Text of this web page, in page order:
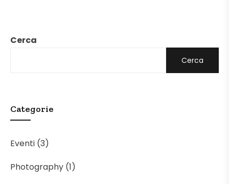
Cerca
Cerca
Categorie
Eventi (3)
Photography (1)